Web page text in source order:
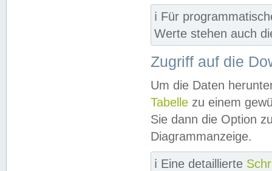
ℹ️ Für
Werte stehen auch
Zugriff auf die
Um die Daten
Tabelle zu einem
Sie dann die Option
Diagrammanzeige.
ℹ️ Eine detaillierte